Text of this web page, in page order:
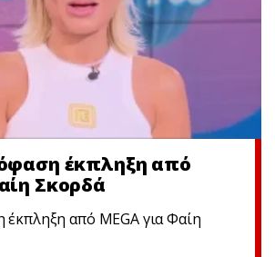
έκπληξη από
Σκορδά
από MEGA για Φαίη